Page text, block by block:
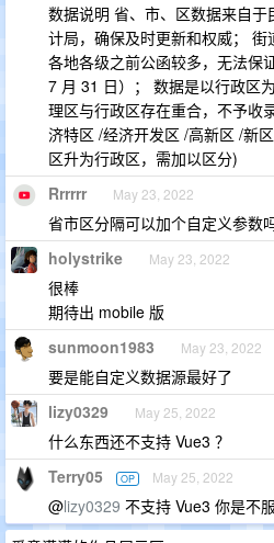
数据说明 省、市、区数据来自
计局，确保及时更新和权威； 街
各地各级之前公函较多，无法保
7 月 31 日）； 数据是以行政区
理区与行政区存在重合，不予收
济特区 /经济开发区 /高新区 /新
区升为行政区，需加以区分)
Rrrrrr May 23, 2022
省市区分隔可以加个自定义参数
holystrike May 23, 2022
很棒
期待出 mobile 版
sunmoon1983 May 23, 2022
要是能自定义数据源最好了
lizy0329 May 25, 2022
什么东西还不支持 Vue3 ？
Terry05 OP May 25, 2022
@lizy0329 不支持 Vue3 你是不